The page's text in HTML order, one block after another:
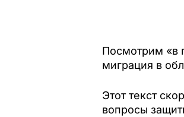
Посмотрим «в
миграция в
Этот текст
вопросы